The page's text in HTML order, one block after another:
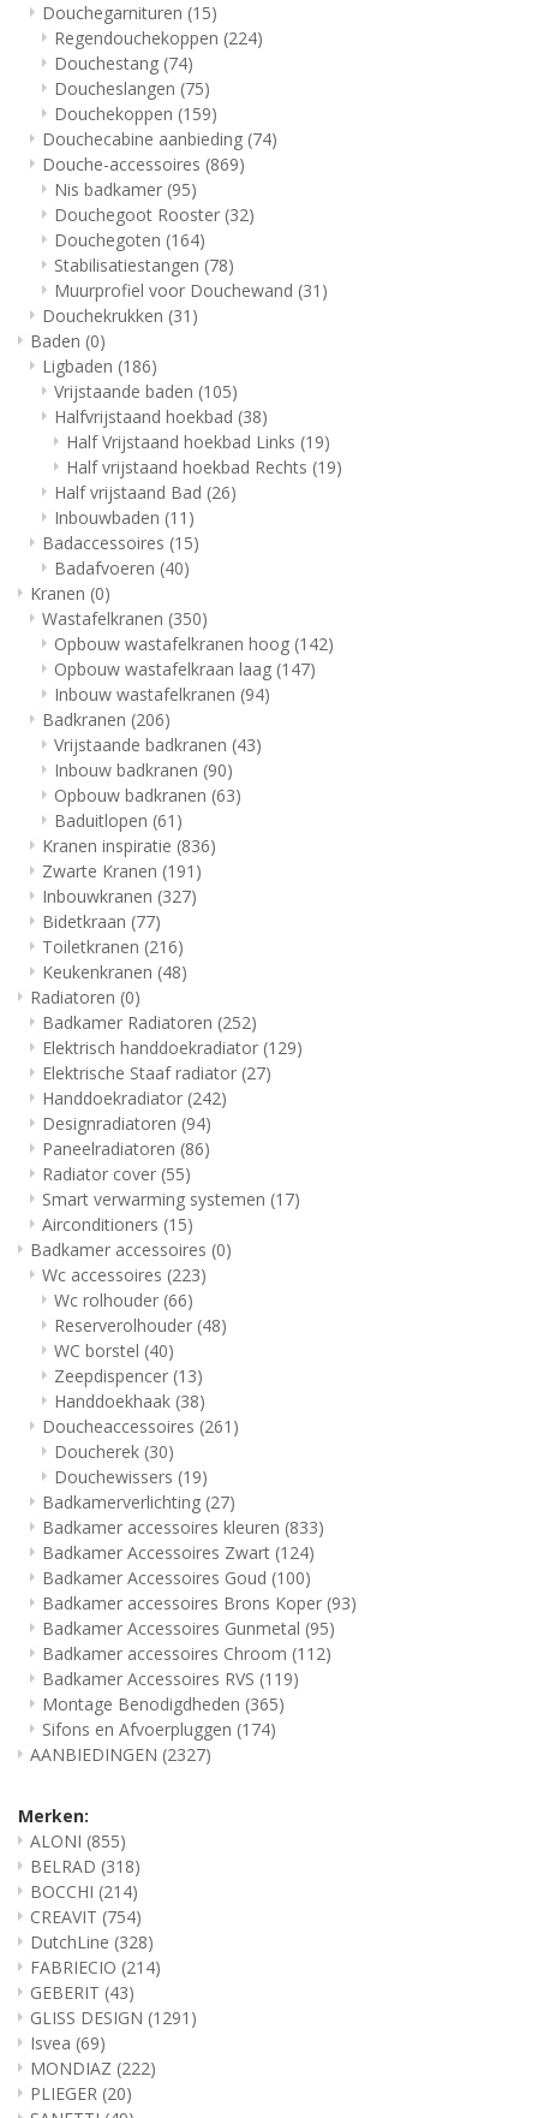
Douchegarnituren (15)
Regendouchekoppen (224)
Douchestang (74)
Doucheslangen (75)
Douchekoppen (159)
Douchecabine aanbieding (74)
Douche-accessoires (869)
Nis badkamer (95)
Douchegoot Rooster (32)
Douchegoten (164)
Stabilisatiestangen (78)
Muurprofiel voor Douchewand (31)
Douchekrukken (31)
Baden (0)
Ligbaden (186)
Vrijstaande baden (105)
Halfvrijstaand hoekbad (38)
Half Vrijstaand hoekbad Links (19)
Half vrijstaand hoekbad Rechts (19)
Half vrijstaand Bad (26)
Inbouwbaden (11)
Badaccessoires (15)
Badafvoeren (40)
Kranen (0)
Wastafelkranen (350)
Opbouw wastafelkranen hoog (142)
Opbouw wastafelkraan laag (147)
Inbouw wastafelkranen (94)
Badkranen (206)
Vrijstaande badkranen (43)
Inbouw badkranen (90)
Opbouw badkranen (63)
Baduitlopen (61)
Kranen inspiratie (836)
Zwarte Kranen (191)
Inbouwkranen (327)
Bidetkraan (77)
Toiletkranen (216)
Keukenkranen (48)
Radiatoren (0)
Badkamer Radiatoren (252)
Elektrisch handdoekradiator (129)
Elektrische Staaf radiator (27)
Handdoekradiator (242)
Designradiatoren (94)
Paneelradiatoren (86)
Radiator cover (55)
Smart verwarming systemen (17)
Airconditioners (15)
Badkamer accessoires (0)
Wc accessoires (223)
Wc rolhouder (66)
Reserverolhouder (48)
WC borstel (40)
Zeepdispencer (13)
Handdoekhaak (38)
Doucheaccessoires (261)
Doucherek (30)
Douchewissers (19)
Badkamerverlichting (27)
Badkamer accessoires kleuren (833)
Badkamer Accessoires Zwart (124)
Badkamer Accessoires Goud (100)
Badkamer accessoires Brons Koper (93)
Badkamer Accessoires Gunmetal (95)
Badkamer accessoires Chroom (112)
Badkamer Accessoires RVS (119)
Montage Benodigdheden (365)
Sifons en Afvoerpluggen (174)
AANBIEDINGEN (2327)
Merken:
ALONI (855)
BELRAD (318)
BOCCHI (214)
CREAVIT (754)
DutchLine (328)
FABRIECIO (214)
GEBERIT (43)
GLISS DESIGN (1291)
Isvea (69)
MONDIAZ (222)
PLIEGER (20)